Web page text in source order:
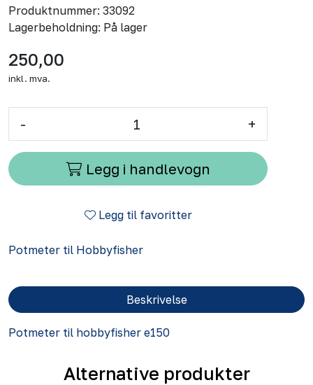
Produktnummer: 33092
Lagerbeholdning: På lager
250,00
inkl. mva.
- +
Legg i handlevogn
Legg til favoritter
Potmeter til Hobbyfisher
Beskrivelse
Potmeter til hobbyfisher e150
Alternative produkter